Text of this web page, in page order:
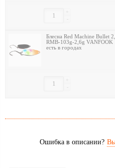
-
+
Блесна Red Machine Bullet
RMB-103g-2,6g VANFOOK
есть в городах
-
+
Ошибка в описании?